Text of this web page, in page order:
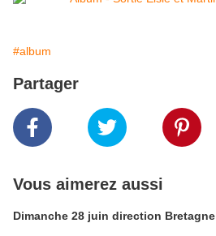
#album
Partager
Vous aimerez aussi
Dimanche 28 juin direction Bretagne